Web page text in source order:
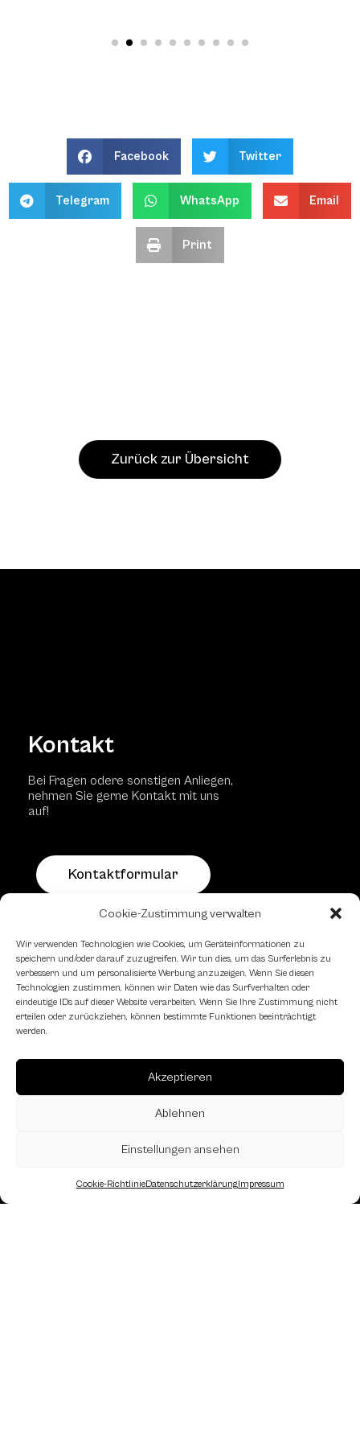
Cookie-Zustimmung verwalten
Wir verwenden Technologien wie Cookies, um Geräteinformationen zu
speichern und/oder darauf zuzugreifen. Wir tun dies, um das Surferlebnis zu
verbessern und um personalisierte Werbung anzuzeigen. Wenn Sie diesen
Technologien zustimmen, können wir Daten wie das Surfverhalten oder
eindeutige IDs auf dieser Website verarbeiten. Wenn Sie Ihre Zustimmung nicht
erteilen oder zurückziehen, können bestimmte Funktionen beeinträchtigt
werden.
Akzeptieren
Ablehnen
Einstellungen ansehen
Cookie-RichtlinieDatenschutzerklärungImpressum
Facebook Twitter
Telegram WhatsApp Email
Print
Zurück zur Übersicht
Kontakt
Bei Fragen odere sonstigen Anliegen,
nehmen Sie gerne Kontakt mit uns
auf!
Kontaktformular